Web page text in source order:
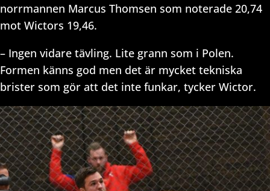
norrmannen Marcus Thomsen som noterade 20,74
mot Wictors 19,46.
– Ingen vidare tävling. Lite grann som i Polen.
Formen känns god men det är mycket tekniska
brister som gör att det inte funkar, tycker Wictor.